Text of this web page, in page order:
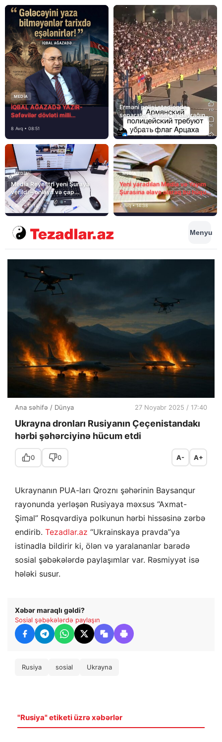
MEDİA
İQBAL AĞAZADƏ YAZIR-
Səfəvilər dövləti milli
8 Avq • 08:51
Erməni polisi stadionda
separatçı “Artsax”ın bayrağını
müsadirə etdi və…
8 Avq • 08:39
MEDİA
Media Reyestri yeni Şuraya
verildi – onlayn və çap
mediasını nə gözləyir?
7 Avq • 15:14
MEDİA
Yeni yaradılan Media və Yayım
Şurasına əlavə olaraq bu hüquq
və vəzifələr də verilib
7 Avq • 14:38
Menyu
Ana səhifə / Dünya 27 Noyabr 2025 / 17:40
Ukrayna dronları Rusiyanın Çeçenistandakı
hərbi şəhərciyinə hücum etdi
0 0 A- A+
Ukraynanın PUA-ları Qroznı şəhərinin Baysanqur
rayonunda yerləşən Rusiyaya məxsus “Axmat-
Şimal” Rosqvardiya polkunun hərbi hissəsinə zərbə
endirib. Tezadlar.az “Ukrainskaya pravda”ya
istinadla bildirir ki, ölən və yaralananlar barədə
sosial şəbəkələrdə paylaşımlar var. Rəsmiyyət isə
hələki susur.
Xəbər maraqlı gəldi?
Sosial şəbəkələrdə paylaşın
Rusiya sosial Ukrayna
"Rusiya" etiketi üzrə xəbərlər